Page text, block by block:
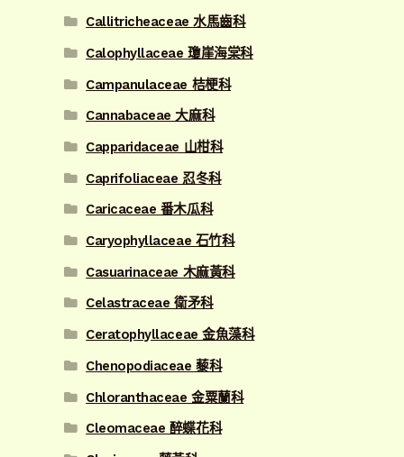
Callitricheaceae 水馬齒科
Calophyllaceae 瓊崖海棠科
Campanulaceae 桔梗科
Cannabaceae 大麻科
Capparidaceae 山柑科
Caprifoliaceae 忍冬科
Caricaceae 番木瓜科
Caryophyllaceae 石竹科
Casuarinaceae 木麻黃科
Celastraceae 衛矛科
Ceratophyllaceae 金魚藻科
Chenopodiaceae 藜科
Chloranthaceae 金粟蘭科
Cleomaceae 醉蝶花科